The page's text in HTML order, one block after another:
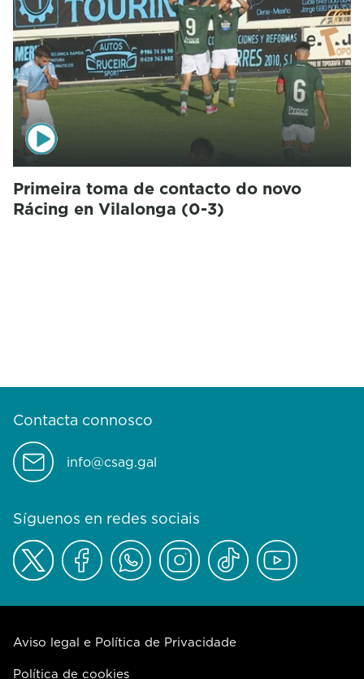
Primeira toma de contacto do novo
Rácing en Vilalonga (0-3)
Contacta connosco
info@csag.gal
Síguenos en redes sociais
Aviso legal e Política de Privacidade
Política de cookies